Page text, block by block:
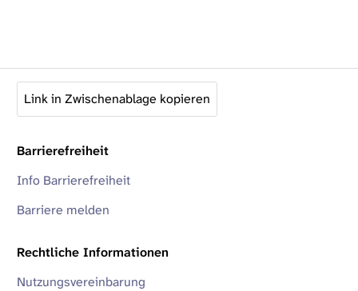
Link in Zwischenablage kopieren
Barrierefreiheit
Info Barrierefreiheit
Barriere melden
Rechtliche Informationen
Nutzungsvereinbarung